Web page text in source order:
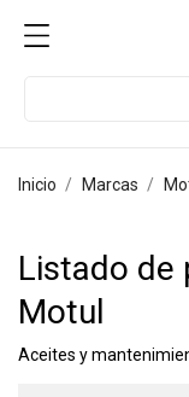
Inicio Marcas
Listado de
Motul
Aceites y